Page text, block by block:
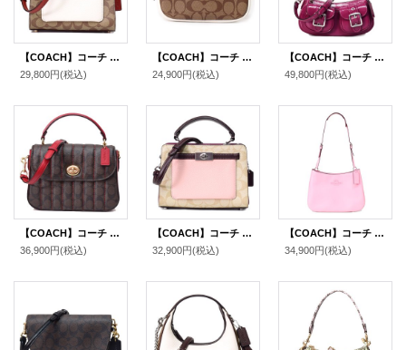
【COACH】コーチ コーティングキャンバス レザー シグネチャー ミニ レーン ハンドル クロスボディ 斜め掛け 2WAY ショルダー ハンドバッグ カーキチャークマルチ（日本未発売）
29,800円(税込)
【COACH】コーチ コーティングキャンバス スムースレザー シグネチャー コンバーチブル ベルトバッグ 3way ショルダー 斜め掛け クラッチ ウエスト ヒップバッグ カーキ×チャーク〔日本未発売〕
24,900円(税込)
【COACH】コーチ バッグ パテントレザー アシュトン バゲット 2way クロスボディ 斜め掛け ショルダー ハンドバッグ ピンク（日本未発売）
49,800円(税込)
【COACH】コーチ コーティングキャンバス スムースレザー シグネチャー マーリー キルティング トップ ハンドル サッチェル クロスボディ 斜め掛け 2WAY ショルダー ハンドバッグ ブラウン×レッド（日本未発売）
36,900円(税込)
【COACH】コーチ コーティングキャンバス レザー シグネチャー ミニ レーン ハンドル クロスボディ 斜め掛け 2WAY ショルダー ハンドバッグ ライトカーキ×ピンクマルチ（日本未発売）
32,900円(税込)
【COACH】コーチ スムースレザー ペネロペ ロゴ スリム ショルダー ハンドバッグ フラワーピンク(日本未発売）
34,900円(税込)